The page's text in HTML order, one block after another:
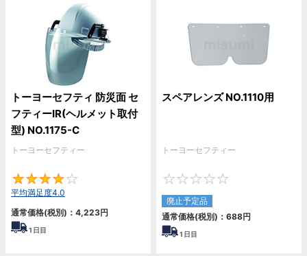
トーヨーセフティ 防災面 セ
フティーIR(ヘルメット取付
型) NO.1175-C
トーヨーセフティー
平均満足度4.0
通常価格(税別)： 4,223円
1 日目
スペアレンズ NO.1110用
トーヨーセフティー
廃止予定品
通常価格(税別)： 688円
1 日目